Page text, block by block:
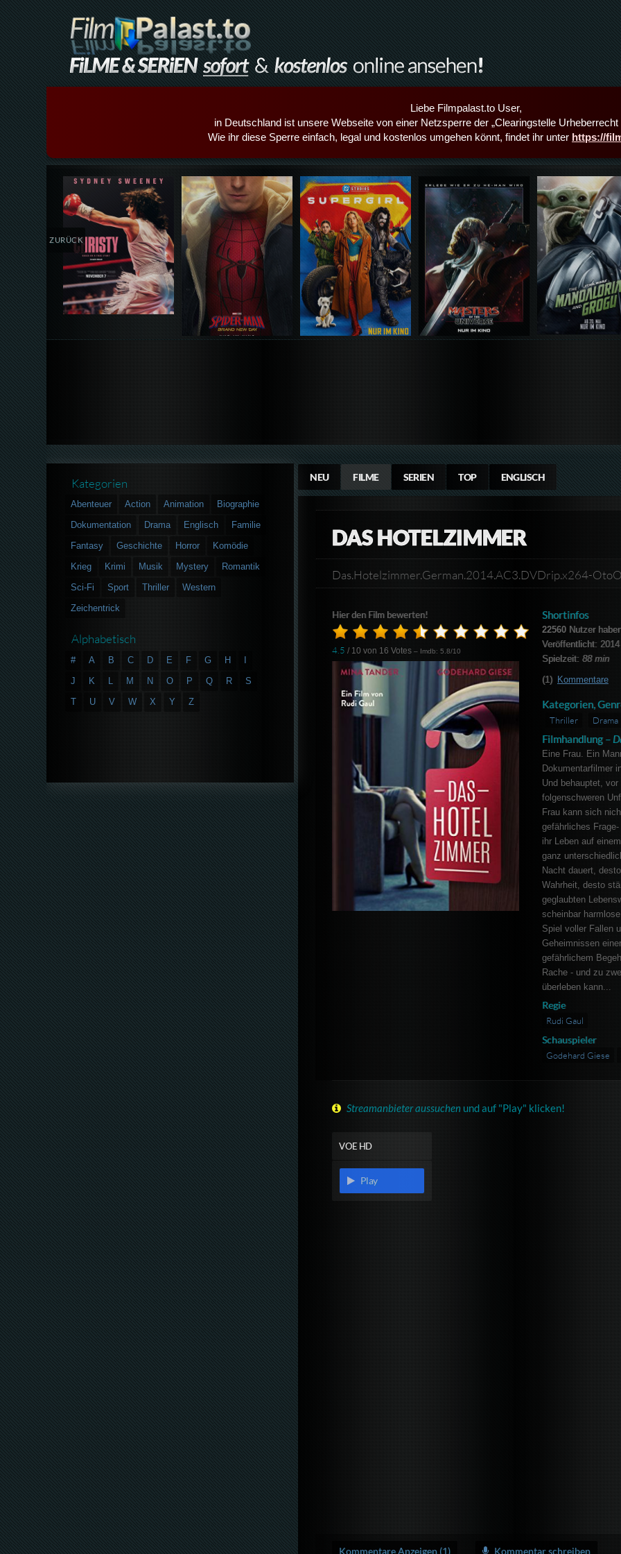
Liebe Filmpalast.to User,
in Deutschland ist unsere Webseite von einer Netzsperre der „Clearingstelle Urheberrecht
Wie ihr diese Sperre einfach, legal und kostenlos umgehen könnt, findet ihr unter https://
Details,Play Details,Play Details,Play Details,Play Details,Play
ZURÜCK
NEU FILME SERIEN TOP ENGLISCH
DAS HOTELZIMMER
Das.Hotelzimmer.German.2014.AC3.DVDrip.x264-
Hier den Film bewerten!
4.5 / 10 von 16 Votes – Imdb: 5.8/10
Shortinfos
22560Nutzer
Veröffentlicht: 2014
Spielzeit: 88 min
(1) Kommentare
Kategorien,
Thriller Drama
Filmhandlung –
Eine Frau. Ein
Dokumentarfilmer
Und behauptet,
folgenschweren
Frau kann sich
gefährliches
ihr Leben auf
ganz
Nacht dauert,
Wahrheit, desto
geglaubten
scheinbar
Spiel voller Fallen
Geheimnissen
gefährlichem
Rache - und zu
überleben kann...
Regie
Rudi Gaul
Schauspieler
Godehard Giese
Streamanbieter aussuchen und auf "Play" klicken!
VOE HD
Play
Kommentare Anzeigen (1) Kommentar schreiben
Kategorien
Abenteuer Action Animation
Biographie
Dokumentation
Drama Englisch
Familie
Fantasy
Geschichte Horror
Komödie
Krieg
Krimi Musik Mystery
Romantik
Sci-Fi
Sport Thriller
Western
Zeichentrick
Alphabetisch
# A B C D E F G H
J
K L M N O P Q R
S
T
U V W X Y Z